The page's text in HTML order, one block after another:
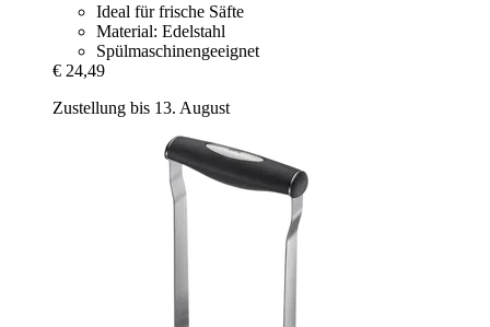
Ideal für frische Säfte
Material: Edelstahl
Spülmaschinengeeignet
€ 24,49
Zustellung bis 13. August